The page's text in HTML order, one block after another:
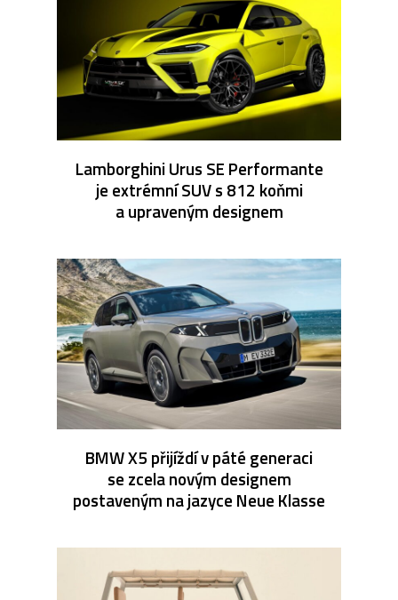
Lamborghini Urus SE Performante
je extrémní SUV s 812 koňmi
a upraveným designem
BMW X5 přijíždí v páté generaci
se zcela novým designem
postaveným na jazyce Neue Klasse